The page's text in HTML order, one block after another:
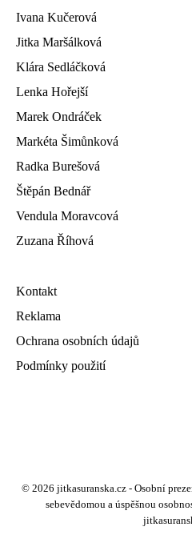
Ivana Kučerová
Jitka Maršálková
Klára Sedláčková
Lenka Hořejší
Marek Ondráček
Markéta Šimůnková
Radka Burešová
Štěpán Bednář
Vendula Moravcová
Zuzana Říhová
Kontakt
Reklama
Ochrana osobních údajů
Podmínky použití
© 2026 jitkasuranska.cz - Osobní
sebevědomou a úspěšnou